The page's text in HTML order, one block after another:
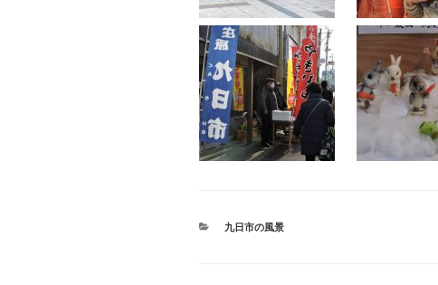
カ
九日市の風景